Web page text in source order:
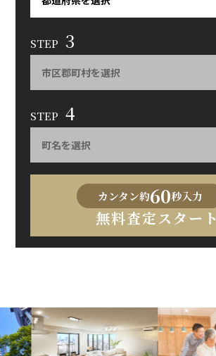
STEP 3
STEP 4
カンタン約60秒入力
無料査定スタート